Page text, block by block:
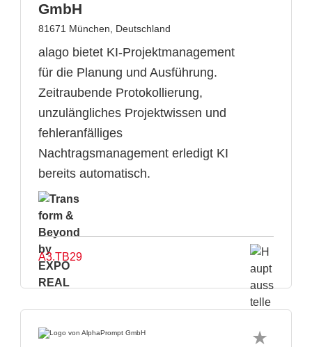
GmbH
81671 München, Deutschland
alago bietet KI-Projektmanagement
für die Planung und Ausführung.
Zeitraubende Protokollierung,
unzulängliches Projektwissen und
fehleranfälliges
Nachtragsmanagement erledigt KI
bereits automatisch.
A3.TB29